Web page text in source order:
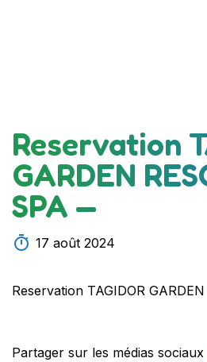
Reservation
GARDEN
SPA —
17 août 2024
Reservation TAGIDOR
Partager sur les médias sociaux